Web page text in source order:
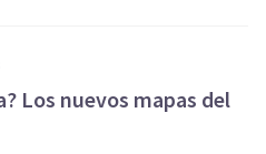
Los nuevos mapas del